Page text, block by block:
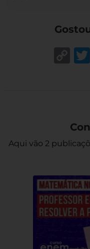
Aqui vão 2